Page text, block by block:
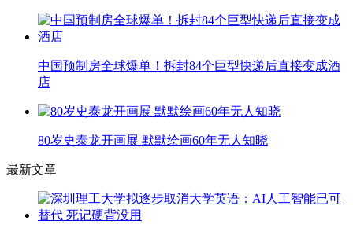
中国预制房全球爆单！拆封84个巨型快递后直接变成酒
店
80岁史泰龙开画展 默默绘画60年无人知晓
最新文章